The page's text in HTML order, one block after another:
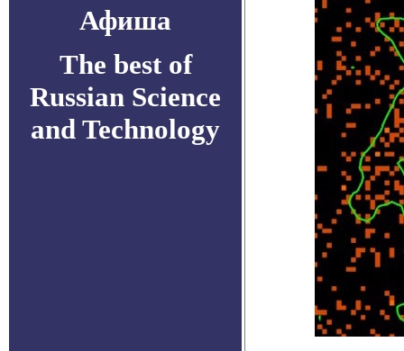
Афиша
The best of
Russian Science
and Technology